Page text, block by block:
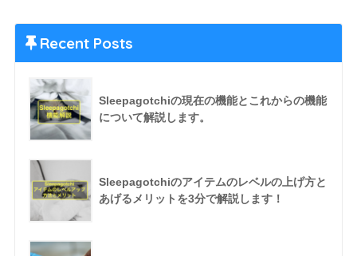
Recent Posts
Sleepagotchiの現在の機能とこれからの機能
について解説します。
Sleepagotchiのアイテムのレベルの上げ方と
あげるメリットを3分で解説します！